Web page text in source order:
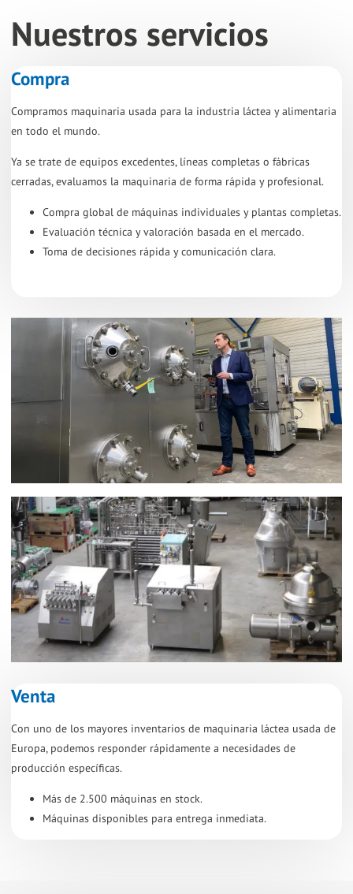
Nuestros servicios
Compra
Compramos maquinaria usada para la industria láctea y alimentaria
en todo el mundo.
Ya se trate de equipos excedentes, líneas completas o fábricas
cerradas, evaluamos la maquinaria de forma rápida y profesional.
Compra global de máquinas individuales y plantas completas.
Evaluación técnica y valoración basada en el mercado.
Toma de decisiones rápida y comunicación clara.
Venta
Con uno de los mayores inventarios de maquinaria láctea usada de
Europa, podemos responder rápidamente a necesidades de
producción específicas.
Más de 2.500 máquinas en stock.
Máquinas disponibles para entrega inmediata.